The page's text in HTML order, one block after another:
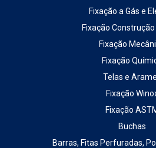
Fixação a Gás e
Fixação Construção
Fixação
Fixação
Telas e
Fixação
Fixação
Buchas
Barras, Fitas Perfuradas,